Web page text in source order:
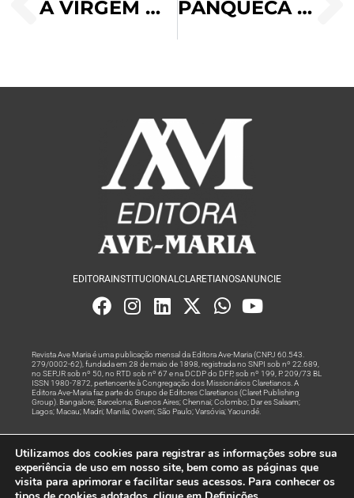
A VIRGEM MARIA NA RESSURREIÇÃO DO SENHOR PANQUECA VERDE DE ESPINAFRE & MASSA DE PASTEL COM CREME DE LEITE
EDITORAINSTITUCIONAL CLARETIANOSANUNCIE
Revista Ave Maria é uma publicação mensal da Editora Ave-Maria (CNPJ 60.543.
279/0002-62), fundada em 28 de maio de 1898, registrada no SNPI sob nº 22.689,
no SEPJR sob nº 50, no RTD sob nº 67 e na DCDP do DFP, sob nº 199, P. 209/73 BL
ISSN 1980-7872, pertencente à Congregação dos Missionários Claretianos. A
Editora Ave-Maria faz parte do Grupo de Editores Claretianos (Claret Publishing
Group). Bangalore; Barcelona; Buenos Aires; Chennai; Colombo; Dar es Salaam;
Lagos; Macau; Madri; Manila; Owerri; São Paulo; Varsóvia; Yaoundé.
Rede
© Todos os Direitos Reservados
Utilizamos dos cookies para registrar as informações sobre sua
experiência de uso em nosso site, bem como as páginas que
visita para aprimorar e facilitar seus acessos. Para conhecer os